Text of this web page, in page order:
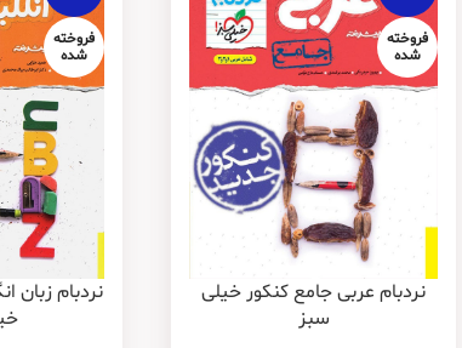
فروخته
شده
نردبام عربی جامع کنکور خیلی
سبز
فروخته
شده
نردبام زبان